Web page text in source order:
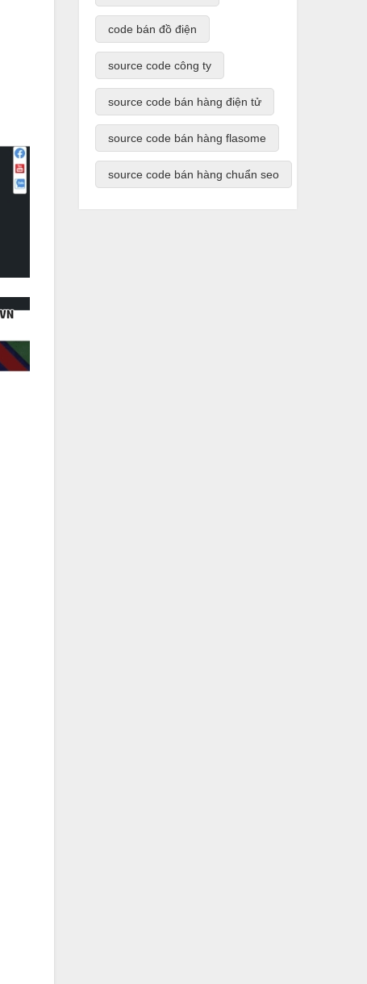
code bán đồ điện
source code công ty
source code bán hàng điện tử
source code bán hàng flasome
source code bán hàng chuẩn seo